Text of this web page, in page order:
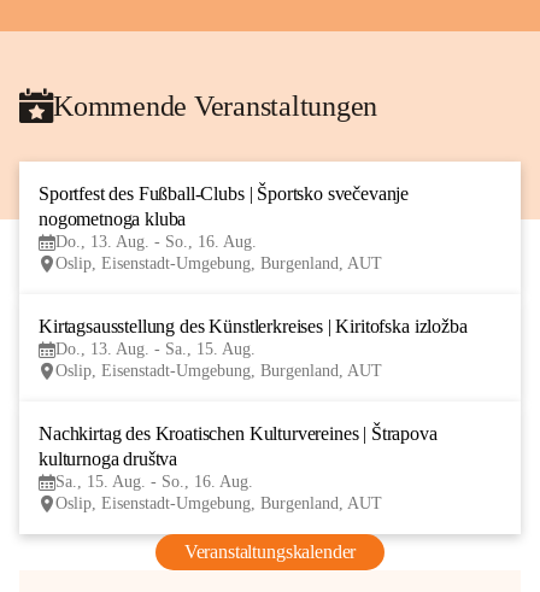
Kommende Veranstaltungen
Sportfest des Fußball-Clubs | Športsko svečevanje
nogometnoga kluba
Do., 13. Aug. - So., 16. Aug.
Oslip, Eisenstadt-Umgebung, Burgenland, AUT
Kirtagsausstellung des Künstlerkreises | Kiritofska izložba
Do., 13. Aug. - Sa., 15. Aug.
Oslip, Eisenstadt-Umgebung, Burgenland, AUT
Nachkirtag des Kroatischen Kulturvereines | Štrapova
kulturnoga društva
Sa., 15. Aug. - So., 16. Aug.
Oslip, Eisenstadt-Umgebung, Burgenland, AUT
Veranstaltungskalender